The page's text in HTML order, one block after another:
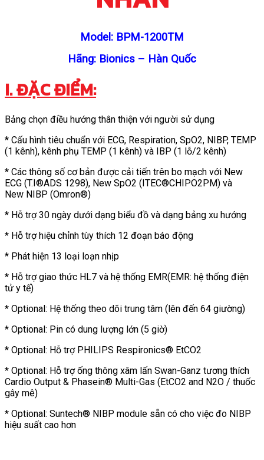
Model: BPM-1200TM
Hãng: Bionics – Hàn Quốc
I. ĐẶC ĐIỂM:
Bảng chọn điều hướng thân thiện với người sử dụng
* Cấu hình tiêu chuẩn với ECG, Respiration, SpO2, NIBP, TEMP
(1 kênh), kênh phụ TEMP (1 kênh) và IBP (1 lỗ/2 kênh)
* Các thông số cơ bản được cải tiến trên bo mạch với New
ECG (T.I®ADS 1298), New SpO2 (ITEC®CHIPO2PM) và
New NIBP (Omron®)
* Hỗ trợ 30 ngày dưới dạng biểu đồ và dạng bảng xu hướng
* Hỗ trợ hiệu chỉnh tùy thích 12 đoạn báo động
* Phát hiện 13 loại loạn nhịp
* Hỗ trợ giao thức HL7 và hệ thống EMR(EMR: hệ thống điện
tử y tế)
* Optional: Hệ thống theo dõi trung tâm (lên đến 64 giường)
* Optional: Pin có dung lượng lớn (5 giờ)
* Optional: Hỗ trợ PHILIPS Respironics® EtCO2
* Optional: Hỗ trợ ống thông xâm lấn Swan-Ganz tương thích
Cardio Output & Phasein® Multi-Gas (EtCO2 and N2O / thuốc
gây mê)
* Optional: Suntech® NIBP module sẵn có cho việc đo NIBP
hiệu suất cao hơn